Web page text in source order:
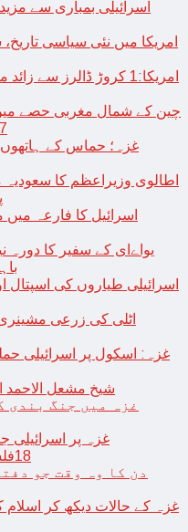
امریکا میں نئی سیاسی
امریکا:1 کروڑ ڈالرز
چین کے شمال مغربی حصے
127
اطالوی وزیراعظم کا
یواےای کے سفیر کا دورہ
اسرائیلی طیاروں کی اسپتال
اٹلی کی زرعی مشینری
غزہ: اسکول پر اسرائیلی
شیخ مشعل الاحمد
غزہ میں جنگ بندی
18فلسطینی شہید ، درجنوں زخمی
دن کا وہ وقت جو